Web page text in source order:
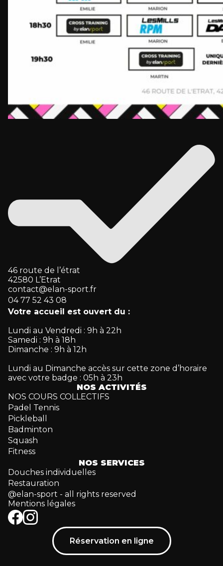
46 route de l’étrat
42580 L’Etrat
contact@elan-sport.fr
04 77 52 43 08
Votre accueil est ouvert du :
Lundi au Vendredi : 9h à 22h
Samedi : 9h à 18h
Dimanche : 9h à 12h
Lundi au Dimanche accès sur cette zone d’horaire
avec votre badge : 05h à 23h
NOS ACTIVITÉS
NOS COURS COLLECTIFS
Padel Tennis
Pickleball
Badminton
Squash
Fitness
NOS SERVICES
Douches individuelles
Restauration
@elan-sport - all rights reserved
Mentions légales
Réservation en ligne